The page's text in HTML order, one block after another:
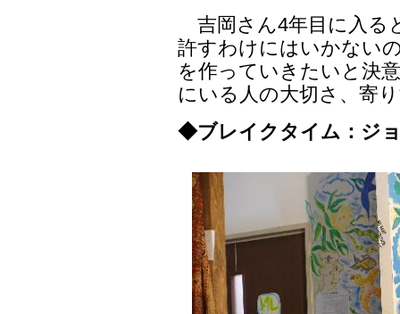
吉岡さん4年目に入る
許すわけにはいかない
を作っていきたいと決
にいる人の大切さ、寄
◆ブレイクタイム：ジ